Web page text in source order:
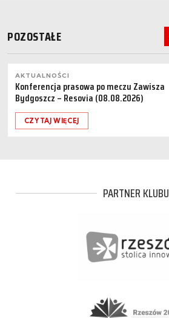
POZOSTAŁE
AKTUALNOŚCI
Konferencja prasowa po meczu Zawisza
Bydgoszcz – Resovia (08.08.2026)
CZYTAJ WIĘCEJ
PARTNER KLUBU